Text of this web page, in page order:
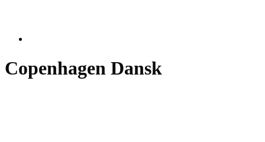
Copenhagen Dansk